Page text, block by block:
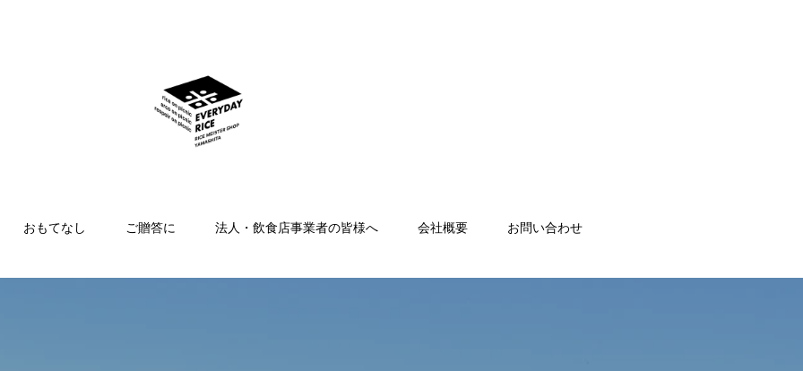
おもてなし ご贈答に 法人・飲食店事業者の皆様へ 会社概要 お問い合わせ